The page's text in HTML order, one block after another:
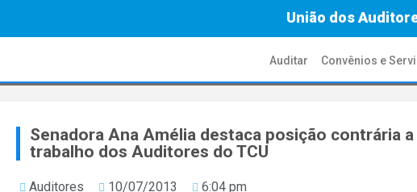
União dos
Auditar Convênios e
Senadora Ana Amélia destaca posição contrária
trabalho dos Auditores do TCU
Auditores 10/07/2013 6:04 pm